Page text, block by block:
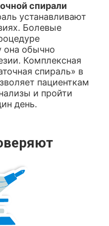
спирали
устанавливают
Болевые
она обычно
Комплексная
спираль» в
пациенткам
и пройти
день.